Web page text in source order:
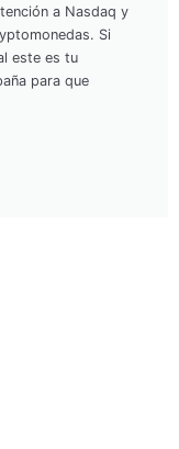
a Nasdaq y
Si
este es tu
para que